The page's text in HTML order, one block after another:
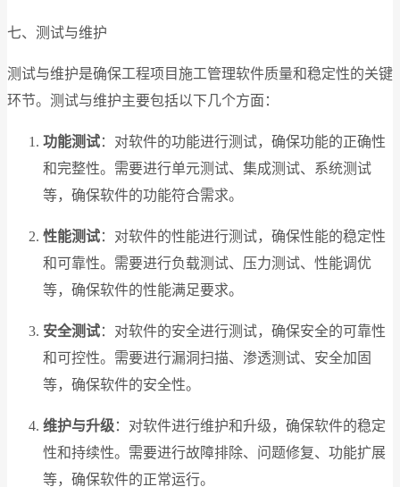
七、测试与维护
测试与维护是确保工程项目施工管理软件质量和稳定性的关键
环节。测试与维护主要包括以下几个方面：
功能测试：对软件的功能进行测试，确保功能的正确性
和完整性。需要进行单元测试、集成测试、系统测试
等，确保软件的功能符合需求。
性能测试：对软件的性能进行测试，确保性能的稳定性
和可靠性。需要进行负载测试、压力测试、性能调优
等，确保软件的性能满足要求。
安全测试：对软件的安全进行测试，确保安全的可靠性
和可控性。需要进行漏洞扫描、渗透测试、安全加固
等，确保软件的安全性。
维护与升级：对软件进行维护和升级，确保软件的稳定
性和持续性。需要进行故障排除、问题修复、功能扩展
等，确保软件的正常运行。